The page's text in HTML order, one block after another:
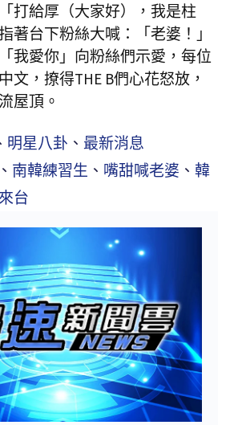
打給厚（大家好），我是柱
著台下粉絲大喊：「老婆！」
我愛你」向粉絲們示愛，每位
文，撩得THE B們心花怒放，
屋頂。
明星八卦 、最新消息
、 南韓練習生 、 嘴甜喊老婆 、韓
台